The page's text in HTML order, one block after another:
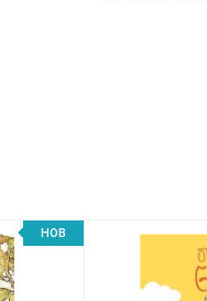
НОВ